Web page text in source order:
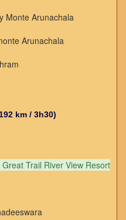
Monte Arunachala
Arunachala
km / 3h30)
Great Trail River View Resort